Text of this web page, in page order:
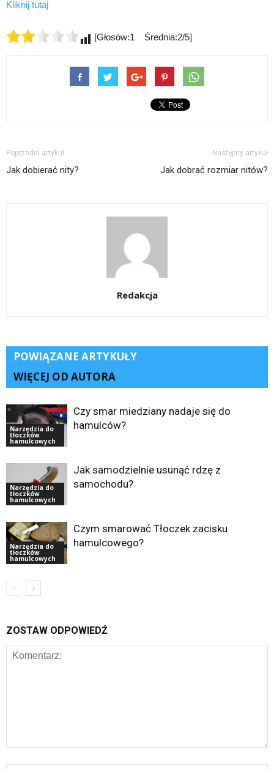
Kliknij tutaj
[Głosów:1 Średnia:2/5]
Poprzedni artykuł
Jak dobierać nity?
Następny artykuł
Jak dobrać rozmiar nitów?
Redakcja
POWIĄZANE ARTYKUŁY
WIĘCEJ OD AUTORA
Narzędzia do
tłoczków
hamulcowych
Czy smar miedziany nadaje się do
hamulców?
Narzędzia do
tłoczków
hamulcowych
Jak samodzielnie usunąć rdzę z
samochodu?
Narzędzia do
tłoczków
hamulcowych
Czym smarować Tłoczek zacisku
hamulcowego?
ZOSTAW ODPOWIEDŹ